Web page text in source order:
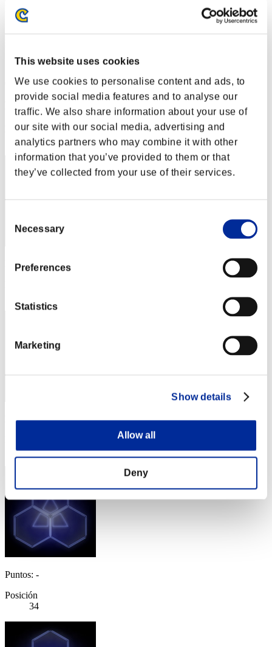
This website uses cookies
We use cookies to personalise content and ads, to
provide social media features and to analyse our
traffic. We also share information about your use of
our site with our social media, advertising and
analytics partners who may combine it with other
information that you’ve provided to them or that
they’ve collected from your use of their services.
Selection
Necessary
Preferences
Statistics
Marketing
Show details
Allow all
Deny
Desafío de nivel núm. 133
02.08.2016 15:00 (JST) - 08.08.2016 15:00 (JST)
Cooperativo
(Los rankings se actualizan cada 6 horas.)
Rankings
Posición
31
Puntos: -
Puntos: -
32
Puntos: -
Posición
34